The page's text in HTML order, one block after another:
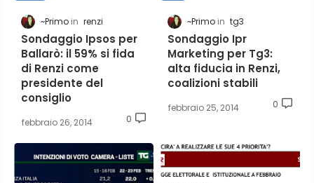
~Primo renzi
Sondaggio Ipsos per
Ballarò: il 59% si fida
di Renzi come
presidente del
consiglio
febbraio 26, 2014 0
~Primo tg3
Sondaggio Ipr
Marketing per Tg3:
alta fiducia in Renzi,
coalizioni stabili
febbraio 25, 2014 0